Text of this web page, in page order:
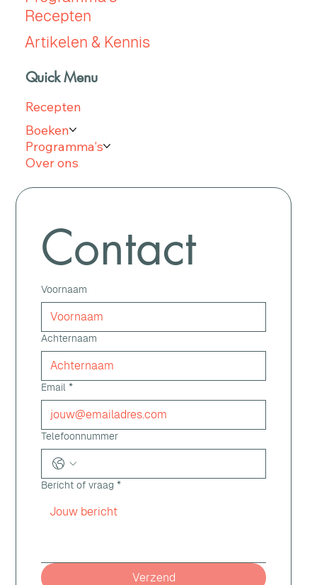
Recepten
Artikelen & Kennis
Quick Menu
Recepten
Boeken
Programma's
Over ons
Contact
Voornaam
Achternaam
Email *
Telefoonnummer
Bericht of vraag *
Verzend